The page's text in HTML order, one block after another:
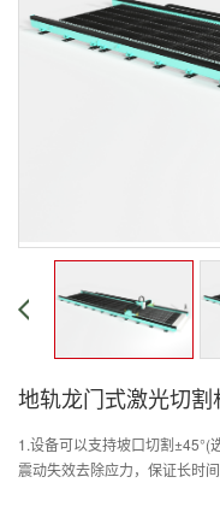
地轨龙门式激光切割
1.设备可以支持坡口切割±45°(
震动失效去除应力，保证长时间